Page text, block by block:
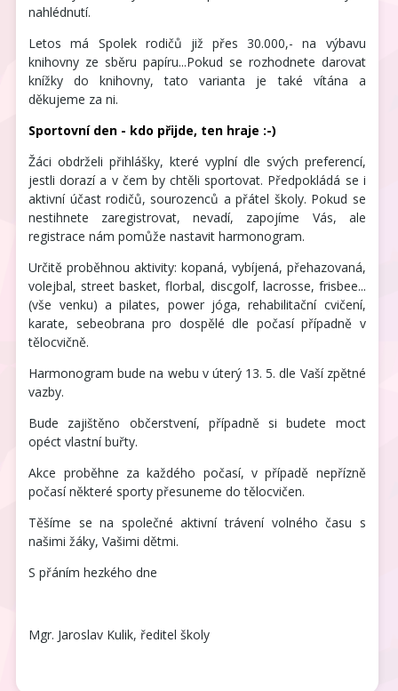
nahlédnutí.
Letos má Spolek rodičů již přes 30.000,- na výbavu
knihovny ze sběru papíru...Pokud se rozhodnete darovat
knížky do knihovny, tato varianta je také vítána a
děkujeme za ni.
Sportovní den - kdo přijde, ten hraje :-)
Žáci obdrželi přihlášky, které vyplní dle svých preferencí,
jestli dorazí a v čem by chtěli sportovat. Předpokládá se i
aktivní účast rodičů, sourozenců a přátel školy. Pokud se
nestihnete zaregistrovat, nevadí, zapojíme Vás, ale
registrace nám pomůže nastavit harmonogram.
Určitě proběhnou aktivity: kopaná, vybíjená, přehazovaná,
volejbal, street basket, florbal, discgolf, lacrosse, frisbee...
(vše venku) a pilates, power jóga, rehabilitační cvičení,
karate, sebeobrana pro dospělé dle počasí případně v
tělocvičně.
Harmonogram bude na webu v úterý 13. 5. dle Vaší zpětné
vazby.
Bude zajištěno občerstvení, případně si budete moct
opéct vlastní buřty.
Akce proběhne za každého počasí, v případě nepřízně
počasí některé sporty přesuneme do tělocvičen.
Těšíme se na společné aktivní trávení volného času s
našimi žáky, Vašimi dětmi.
S přáním hezkého dne
Mgr. Jaroslav Kulik, ředitel školy